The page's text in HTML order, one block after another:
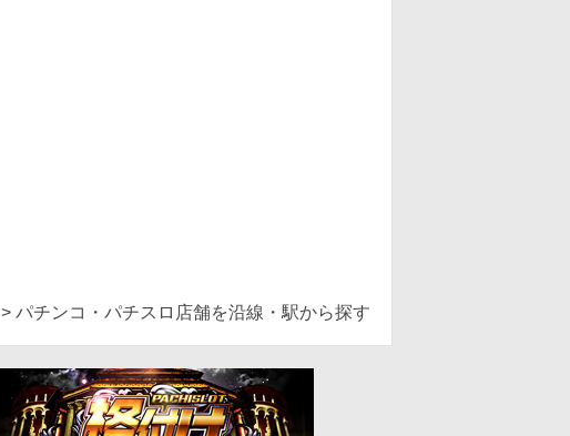
> パチンコ・パチスロ店舗を沿線・駅から探す